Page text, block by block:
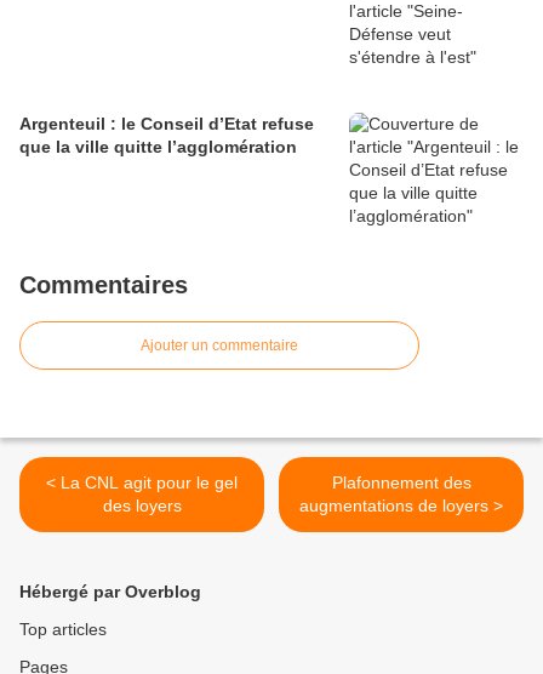
Argenteuil : le Conseil d’Etat refuse
que la ville quitte l’agglomération
Commentaires
Ajouter un commentaire
< La CNL agit pour le gel
des loyers
Plafonnement des
augmentations de loyers >
Hébergé par Overblog
Top articles
Pages